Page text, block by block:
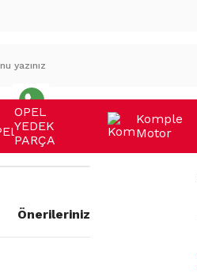
OPEL
YEDEK
PARÇA
Komple
Motor
Önerileriniz